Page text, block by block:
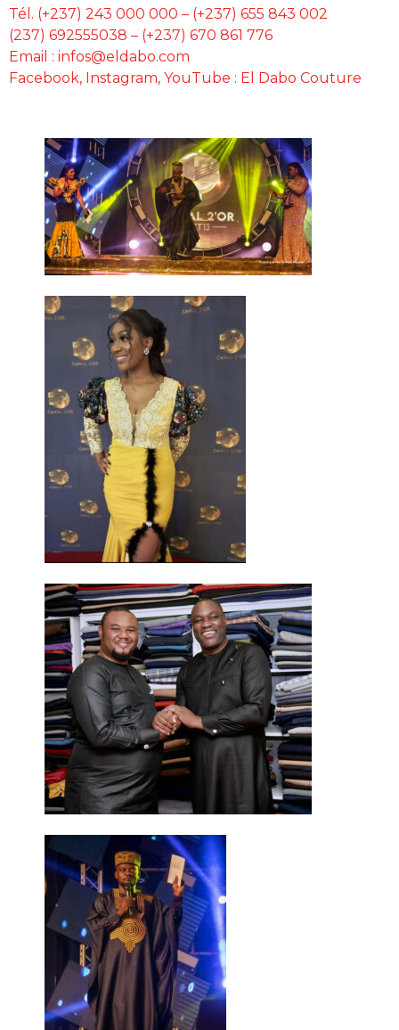
Tél. (+237) 243 000 000 – (+237) 655 843 002
(237) 692555038 – (+237) 670 861 776
Email : infos@eldabo.com
Facebook, Instagram, YouTube : El Dabo Couture